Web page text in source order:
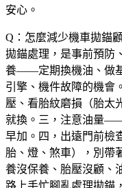
安心。
Q：怎麼減少機車拋錨
拋錨處理，是事前預防
養——定期換機油、做
引擎、機件故障的機
壓、看胎紋磨損（胎太
就換。三，注意油量
早加。四，出遠門前
胎、燈、煞車），別帶
養沒保養、胎壓沒顧、
路上手忙腳亂處理拋錨